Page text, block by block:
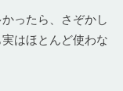
ったら、さぞかし
はほとんど使わな